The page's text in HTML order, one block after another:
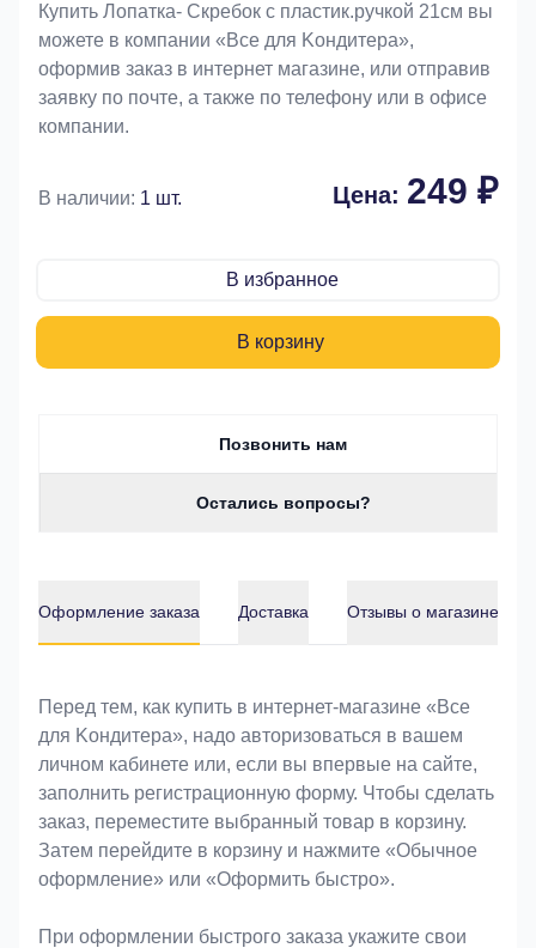
Купить Лопатка- Скребок с пластик.ручкой 21см вы
можете в компании «Bce для Koндитeрa»,
оформив заказ в интернет магазине, или отправив
заявку по почте, а также по телефону или в офисе
компании.
В наличии: 1 шт. Цена: 249 ₽
В избранное
В корзину
Позвонить нам
Остались вопросы?
Оформление заказа Доставка Отзывы о магазине
Оформление заказа
Перед тем, как купить в интернет-магазине «Bce
для Koндитeрa», надо авторизоваться в вашем
личном кабинете или, если вы впервые на сайте,
заполнить регистрационную форму. Чтобы сделать
заказ, переместите выбранный товар в корзину.
Затем перейдите в корзину и нажмите «Обычное
оформление» или «Оформить быстро».
При оформлении быстрого заказа укажите свои